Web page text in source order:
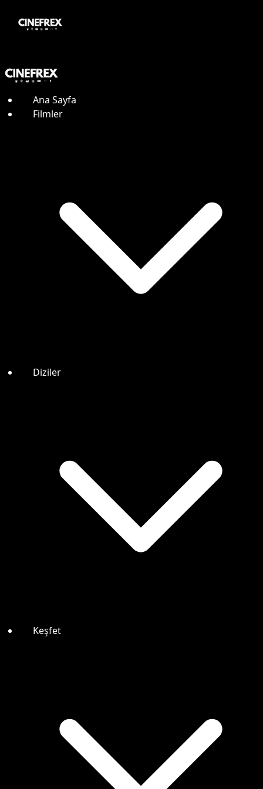
Ana Sayfa
Filmler
Diziler
Keşfet